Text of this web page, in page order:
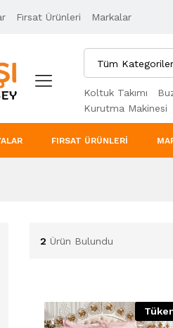
Fırsat Ürünleri Markalar
Tüm Kategoriler
Koltuk Takımı
Kurutma Makinesi
FIRSAT ÜRÜNLERI
2 Ürün Bulundu